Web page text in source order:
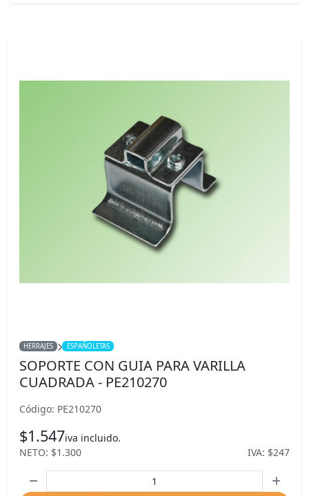
HERRAJES ESPAÑOLETAS
SOPORTE CON GUIA PARA VARILLA
CUADRADA - PE210270
Código: PE210270
$1.547iva incluido.
NETO: $1.300
IVA: $247